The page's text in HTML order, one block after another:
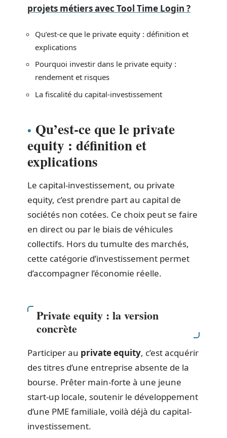
projets métiers avec Tool Time Login ?
Qu’est-ce que le private equity : définition et
explications
Pourquoi investir dans le private equity :
rendement et risques
La fiscalité du capital-investissement
Qu’est-ce que le private
equity : définition et
explications
Le capital-investissement, ou private
equity, c’est prendre part au capital de
sociétés non cotées. Ce choix peut se faire
en direct ou par le biais de véhicules
collectifs. Hors du tumulte des marchés,
cette catégorie d’investissement permet
d’accompagner l’économie réelle.
Private equity : la version
concrète
Participer au private equity, c’est acquérir
des titres d’une entreprise absente de la
bourse. Prêter main-forte à une jeune
start-up locale, soutenir le développement
d’une PME familiale, voilà déjà du capital-
investissement.